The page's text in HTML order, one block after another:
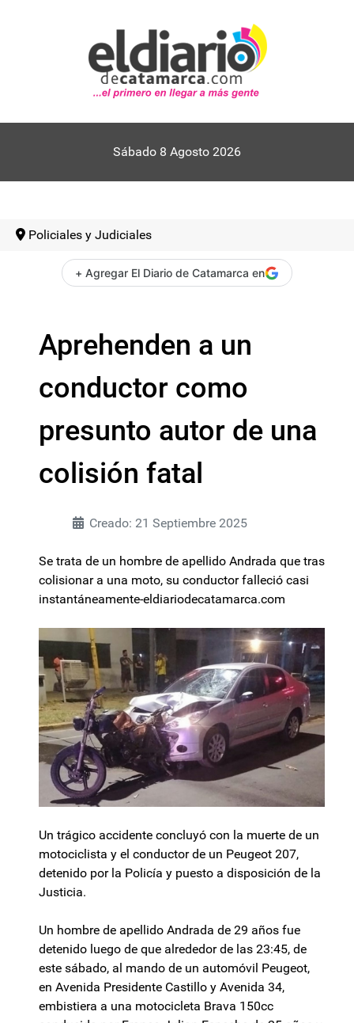
Sábado 8 Agosto 2026
Policiales y Judiciales
+ Agregar El Diario de Catamarca en
Aprehenden a un
conductor como
presunto autor de una
colisión fatal
Creado: 21 Septiembre 2025
Se trata de un hombre de apellido Andrada que tras
colisionar a una moto, su conductor falleció casi
instantáneamente-eldiariodecatamarca.com
Un trágico accidente concluyó con la muerte de un
motociclista y el conductor de un Peugeot 207,
detenido por la Policía y puesto a disposición de la
Justicia.
Un hombre de apellido Andrada de 29 años fue
detenido luego de que alrededor de las 23:45, de
este sábado, al mando de un automóvil Peugeot,
en Avenida Presidente Castillo y Avenida 34,
embistiera a una motocicleta Brava 150cc